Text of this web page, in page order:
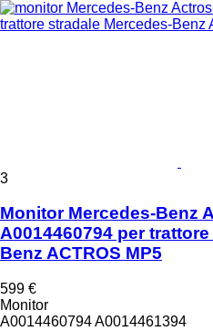
3
Monitor Mercedes-Benz
A0014460794 per
Benz ACTROS MP5
599 €
Monitor
A0014460794 A0014461394